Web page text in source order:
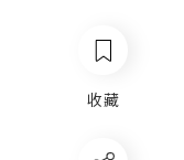
收藏